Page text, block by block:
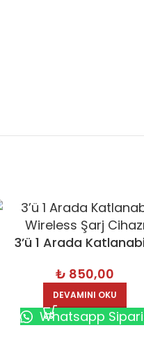
3’ü 1 Arada
₺ 850,00
DEVAMINI OKU
Whatsapp